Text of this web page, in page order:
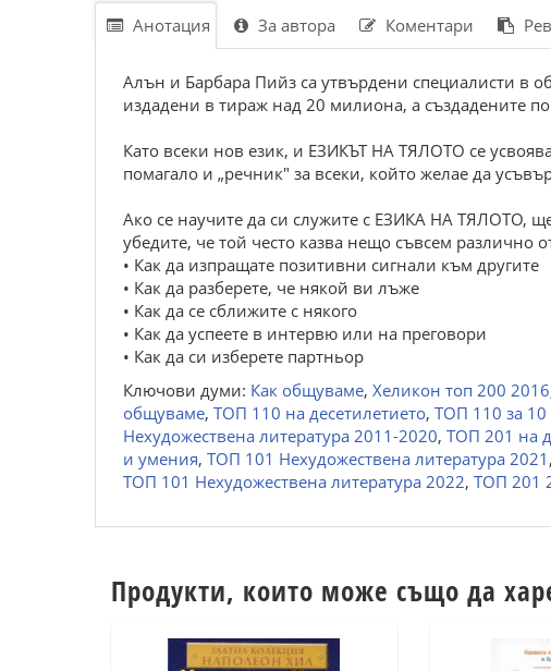
Анотация За автора Коментари
Алън и Барбара Пийз са утвърдени специалисти в
издадени в тираж над 20 милиона, а създадените
Като всеки нов език, и ЕЗИКЪТ НА ТЯЛОТО се
помагало и „речник" за всеки, който желае да
Ако се научите да си служите с ЕЗИКА НА ТЯЛОТО,
убедите, че той често казва нещо съвсем различно
• Как да изпращате позитивни сигнали към другите
• Как да разберете, че някой ви лъже
• Как да се сближите с някого
• Как да успеете в интервю или на преговори
• Как да си изберете партньор
Ключови думи: Как общуваме, Хеликон топ 200 2016
общуваме, ТОП 110 на десетилетието, ТОП 110 за 10
Нехудожествена литература 2011-2020, ТОП 201 на
и умения, ТОП 101 Нехудожествена литература 2021 ,
ТОП 101 Нехудожествена литература 2022, ТОП 201
Продукти, които може също да